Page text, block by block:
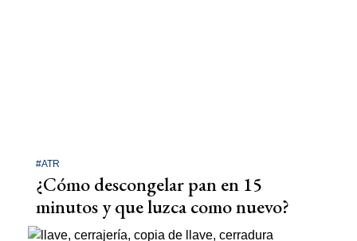
#ATR
¿Cómo descongelar pan en 15
minutos y que luzca como nuevo?